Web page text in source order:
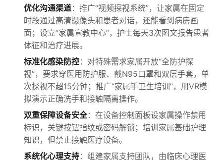
优化沟通渠道：推广“视频探视系统”，让家属在固定
时段通过高清摄像头和患者对话，还能看到病房画
面；设立“家属宣教中心”，护士每天3次图文报告患者
体征和治疗进展。
标准化感染防控：对特殊需求家属开放“全防护探
视”，要求穿医用防护服、戴N95口罩和双层手套，单
次探视不超15分钟；推广“家属手卫生培训”，用VR模
拟演示正确洗手和接触隔离操作。
双重保障设备安全：在设备控制面板设家属操作禁用
标识，关键按钮指纹或密码解锁；培训家属基础护理
知识，但禁止接触医疗设备。
系统化心理支持：组建家属支持团队，由临床心理医